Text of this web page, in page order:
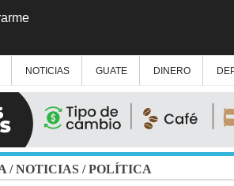
NOTICIAS GUATE DINERO
/NOTICIAS /POLÍTICA